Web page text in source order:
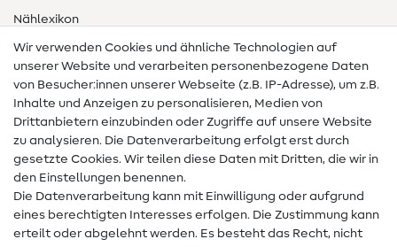
Nählexikon
Nähanleitungen
Hilfe & Kontakt
Kontakt
Infos zum Betreiberwechsel
Widerrufsrecht
Wir verwenden Cookies und ähnliche Technologien auf
unserer Website und verarbeiten personenbezogene Daten
von Besucher:innen unserer Webseite (z.B. IP-Adresse), um z.B.
Inhalte und Anzeigen zu personalisieren, Medien von
Drittanbietern einzubinden oder Zugriffe auf unsere Website
zu analysieren. Die Datenverarbeitung erfolgt erst durch
gesetzte Cookies. Wir teilen diese Daten mit Dritten, die wir in
den Einstellungen benennen.
Die Datenverarbeitung kann mit Einwilligung oder aufgrund
eines berechtigten Interesses erfolgen. Die Zustimmung kann
erteilt oder abgelehnt werden. Es besteht das Recht, nicht